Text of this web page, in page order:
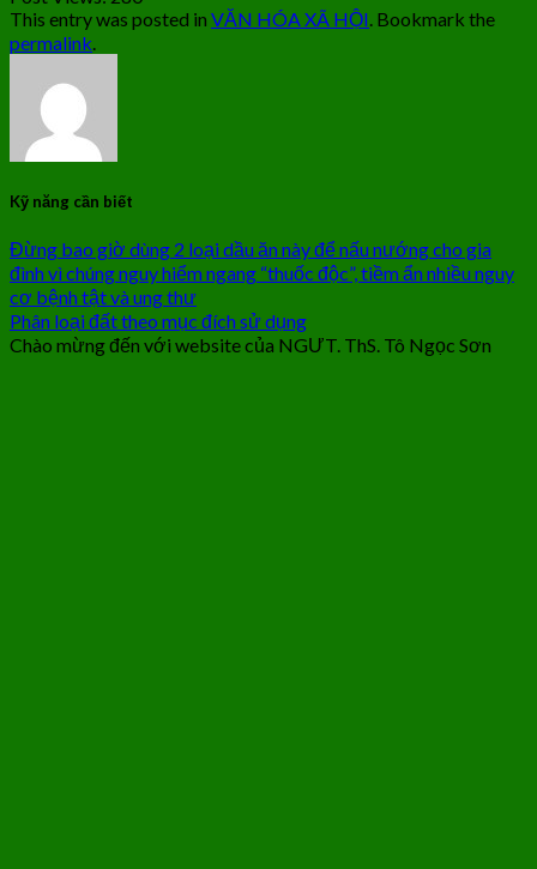
This entry was posted in VĂN HÓA XÃ HỘI. Bookmark the
permalink.
Kỹ năng cần biết
Đừng bao giờ dùng 2 loại dầu ăn này để nấu nướng cho gia
đình vì chúng nguy hiểm ngang “thuốc độc”, tiềm ẩn nhiều nguy
cơ bệnh tật và ung thư
Phân loại đất theo mục đích sử dụng
Chào mừng đến với website của NGƯT. ThS. Tô Ngọc Sơn